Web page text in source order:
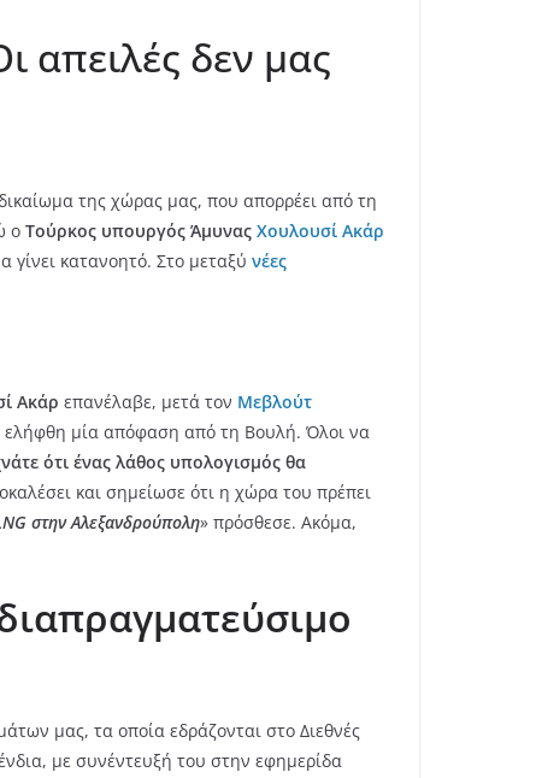
απειλές δεν μας
της χώρας μας, που απορρέει από τη
ο Τούρκος υπουργός Άμυνας Χουλουσί Ακάρ
γίνει κατανοητό. Στο μεταξύ νέες
Ακάρ επανέλαβε, μετά τον Μεβλούτ
ελήφθη μία απόφαση από τη Βουλή. Όλοι να
ότι ένας λάθος υπολογισμός θα
και σημείωσε ότι η χώρα του πρέπει
στην Αλεξανδρούπολη» πρόσθεσε. Ακόμα,
μας, τα οποία εδράζονται στο Διεθνές
με συνέντευξή του στην εφημερίδα